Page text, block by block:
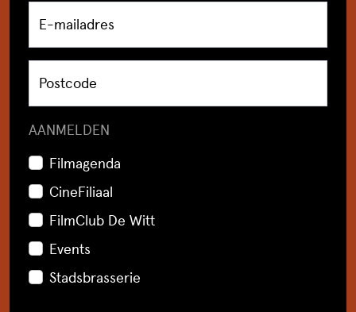
E-mailadres
Postcode
AANMELDEN
Filmagenda
CineFiliaal
FilmClub De Witt
Events
Stadsbrasserie